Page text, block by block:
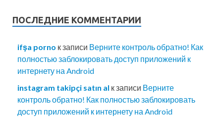
ПОСЛЕДНИЕ КОММЕНТАРИИ
ifşa porno к записи Верните контроль обратно! Как
полностью заблокировать доступ приложений к
интернету на Android
instagram takipçi satın al к записи Верните
контроль обратно! Как полностью заблокировать
доступ приложений к интернету на Android